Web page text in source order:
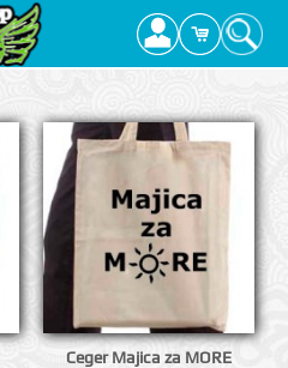
Ceger Majica za MORE